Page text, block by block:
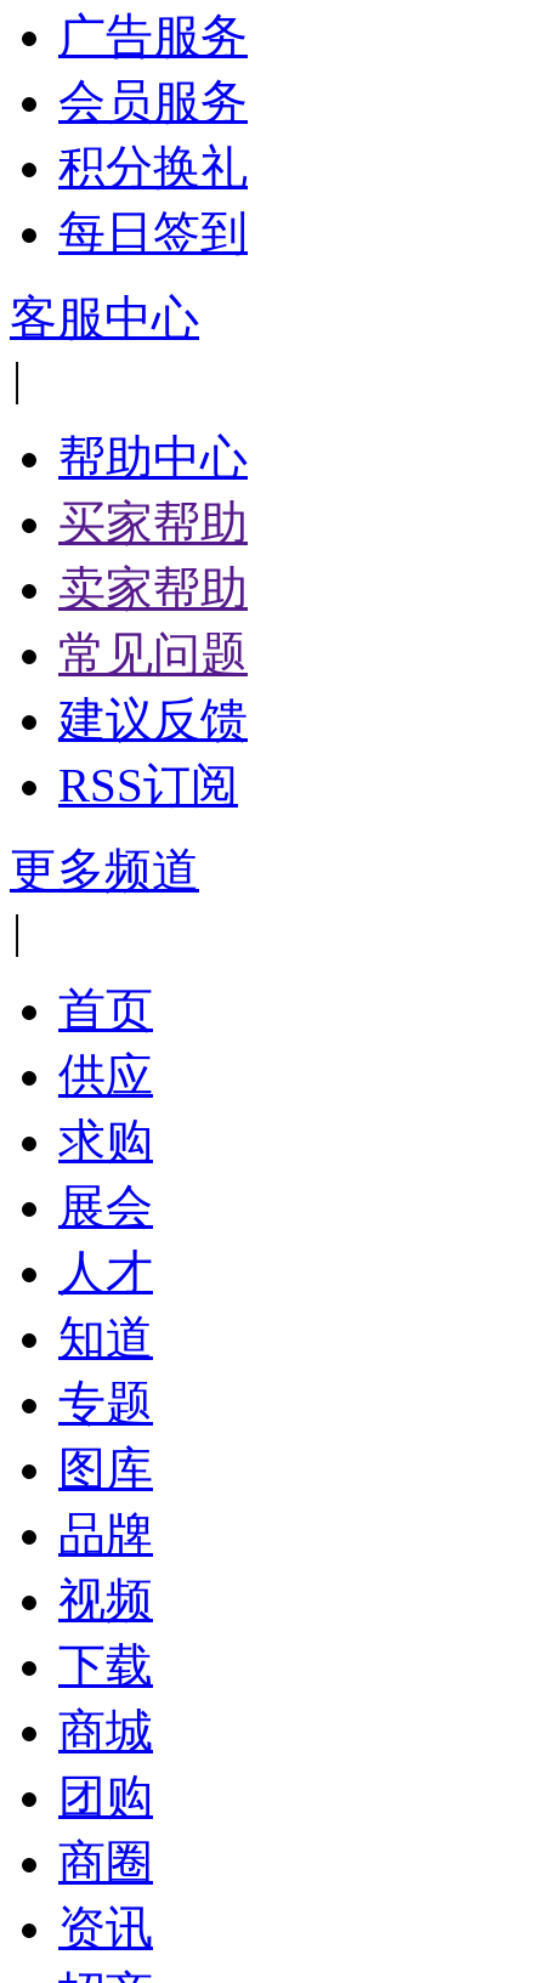
广告服务
会员服务
积分换礼
每日签到
客服中心
|
帮助中心
买家帮助
卖家帮助
常见问题
建议反馈
RSS订阅
更多频道
|
首页
供应
求购
展会
人才
知道
专题
图库
品牌
视频
下载
商城
团购
商圈
资讯